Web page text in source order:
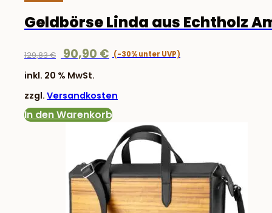
Geldbörse Linda aus Echtholz
129,83€
Ursprünglicher
war:
129,83 €
90,90 €
inkl. 20 % MwSt.
zzgl. Versandkosten
In den Warenkorb